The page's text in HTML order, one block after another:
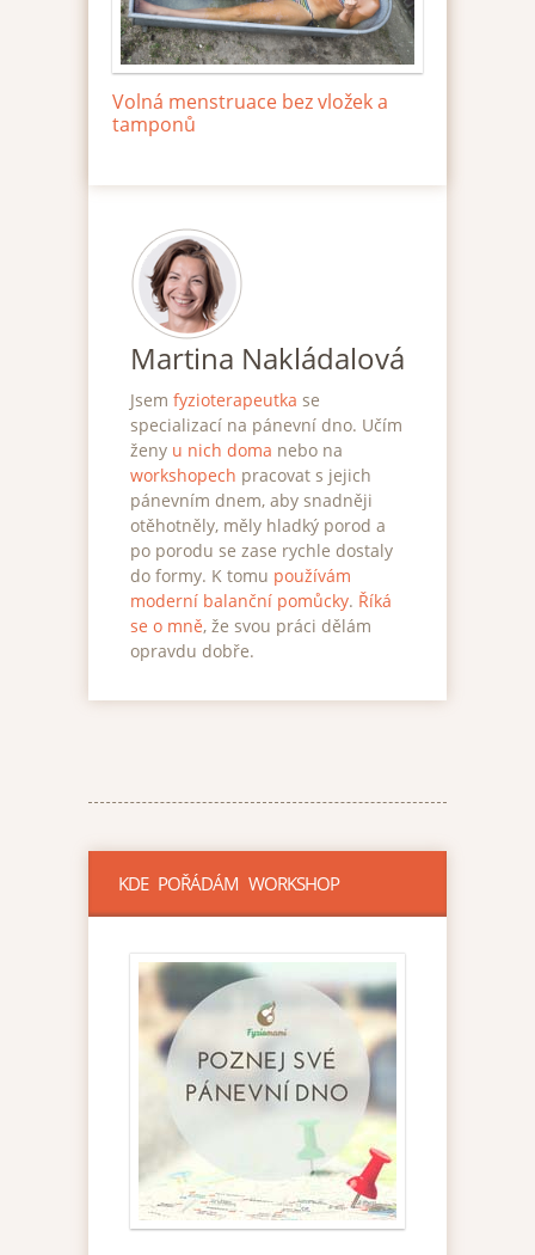
Volná menstruace bez vložek a
tamponů
Martina Nakládalová
Jsem fyzioterapeutka se
specializací na pánevní dno. Učím
ženy u nich doma nebo na
workshopech pracovat s jejich
pánevním dnem, aby snadněji
otěhotněly, měly hladký porod a
po porodu se zase rychle dostaly
do formy. K tomu používám
moderní balanční pomůcky. Říká
se o mně, že svou práci dělám
opravdu dobře.
KDE POŘÁDÁM WORKSHOP